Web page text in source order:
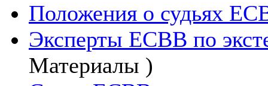
Положения о судьях
Эксперты ЕСВВ по
Материалы )